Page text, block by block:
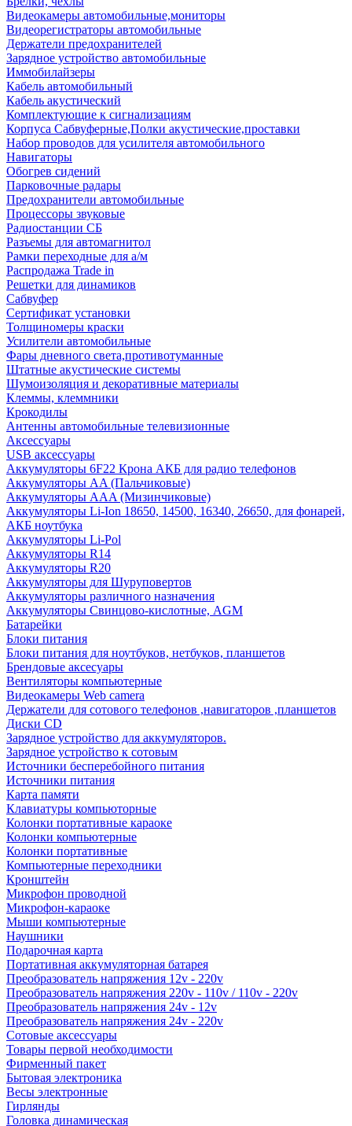
Видеокамеры автомобильные,мониторы
Видеорегистраторы автомобильные
Держатели предохранителей
Зарядное устройство автомобильные
Иммобилайзеры
Кабель автомобильный
Кабель акустический
Комплектующие к сигнализациям
Корпуса Сабвуферные,Полки акустические,проставки
Набор проводов для усилителя автомобильного
Навигаторы
Обогрев сидений
Парковочные радары
Предохранители автомобильные
Процессоры звуковые
Радиостанции СБ
Разъемы для автомагнитол
Рамки переходные для а/м
Распродажа Trade in
Решетки для динамиков
Сабвуфер
Сертификат установки
Толщиномеры краски
Усилители автомобильные
Фары дневного света,противотуманные
Штатные акустические системы
Шумоизоляция и декоративные материалы
Клеммы, клеммники
Крокодилы
Антенны автомобильные телевизионные
Аксессуары
USB аксессуары
Аккумуляторы 6F22 Крона АКБ для радио телефонов
Аккумуляторы AA (Пальчиковые)
Аккумуляторы AAA (Мизинчиковые)
Аккумуляторы Li-Ion 18650, 14500, 16340, 26650, для фонарей,
АКБ ноутбука
Аккумуляторы Li-Pol
Аккумуляторы R14
Аккумуляторы R20
Аккумуляторы для Шуруповертов
Аккумуляторы различного назначения
Аккумуляторы Свинцово-кислотные, AGM
Батарейки
Блоки питания
Блоки питания для ноутбуков, нетбуков, планшетов
Брендовые аксесуары
Вентиляторы компьютерные
Видеокамеры Web camera
Держатели для сотового телефонов ,навигаторов ,планшетов
Диски CD
Зарядное устройство для аккумуляторов.
Зарядное устройство к сотовым
Источники бесперебойного питания
Источники питания
Карта памяти
Клавиатуры компьюторные
Колонки портативные караоке
Колонки компьютерные
Колонки портативные
Компьютерные переходники
Кронштейн
Микрофон проводной
Микрофон-караоке
Мыши компьютерные
Наушники
Подарочная карта
Портативная аккумуляторная батарея
Преобразователь напряжения 12v - 220v
Преобразователь напряжения 220v - 110v / 110v - 220v
Преобразователь напряжения 24v - 12v
Преобразователь напряжения 24v - 220v
Сотовые аксессуары
Товары первой необходимости
Фирменный пакет
Бытовая электроника
Весы электронные
Гирлянды
Головка динамическая